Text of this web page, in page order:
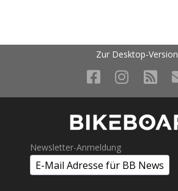
Zur Desktop-Version
Newsletter-Anmeldung